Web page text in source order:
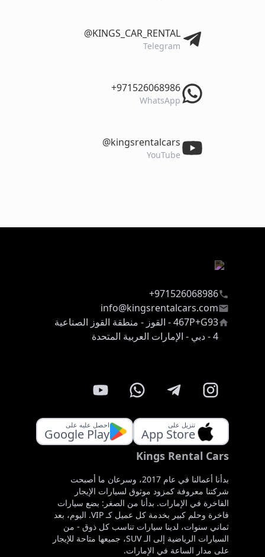
‎@KINGS_CAR_RENTAL
Telegram
‎+971526068986
WhatsApp
‎@kingsrentalcars
YouTube
971526068986+
info@kingsrentalcars.com
467P+G93 - القوز - منطقة القوز الصناعية
4 - دبي - الإمارات العربية المتحدة
تنزيل على
App Store
احصل عليه على
Google Play
Kings Rental Cars
بدأنا أعمالنا في عام 2017، وسرعان ما أصبحت
شركتنا معروفة كمزود موثوق لسيارات الإيجار
الفاخرة في الإمارات. بدأنا من الصغر: بضع سيارات
فاخرة وحلم كبير بخدمة كل عميل كـ VIP. اليوم، بعد
ثماني سنوات، لدينا سيارات تناسب كل ذوق - من
السيارات الرياضية إلى الـ SUV، جميعها متاحة للإيجار
على مدار الساعة في الإمارات.